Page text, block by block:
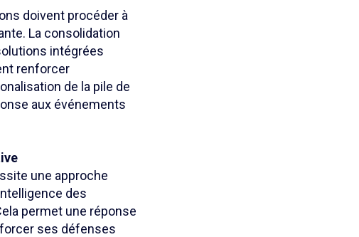
doivent procéder à
La consolidation
intégrées
renforcer
de la pile de
aux événements
une approche
des
permet une réponse
ses défenses